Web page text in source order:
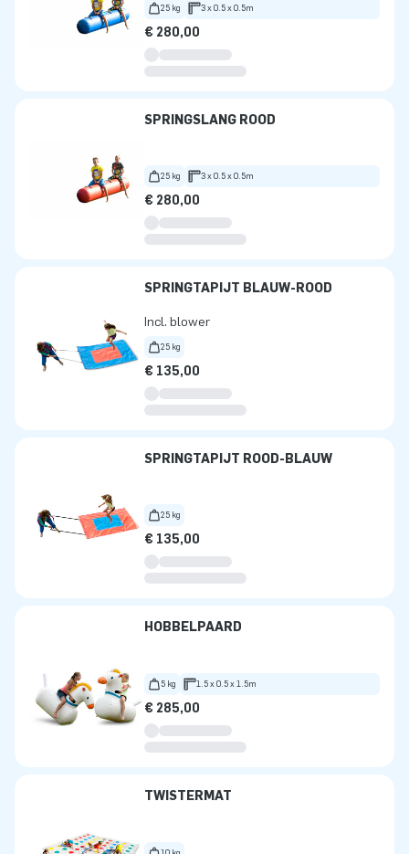
25 kg 3 x 0.5 x 0.5m
€ 280,00
SPRINGSLANG ROOD
25 kg 3 x 0.5 x 0.5m
€ 280,00
SPRINGTAPIJT BLAUW-ROOD
Incl. blower
25 kg
€ 135,00
SPRINGTAPIJT ROOD-BLAUW
25 kg
€ 135,00
HOBBELPAARD
5 kg 1.5 x 0.5 x 1.5m
€ 285,00
TWISTERMAT